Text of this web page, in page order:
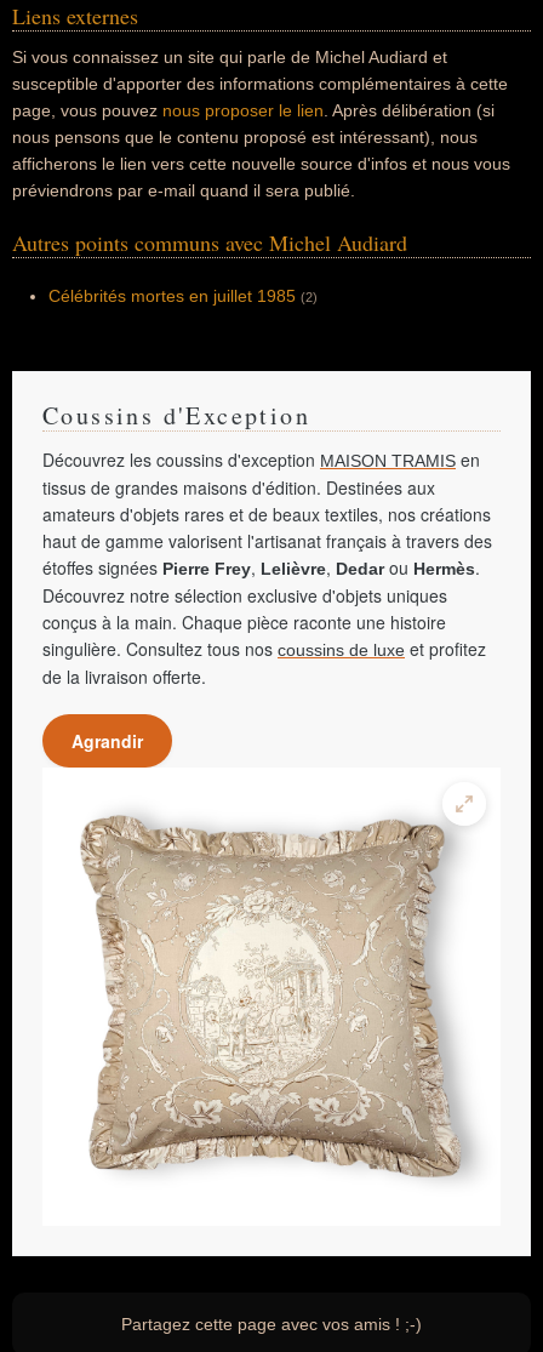
Liens externes
Si vous connaissez un site qui parle de Michel Audiard et
susceptible d'apporter des informations complémentaires à cette
page, vous pouvez nous proposer le lien . Après délibération (si
nous pensons que le contenu proposé est intéressant), nous
afficherons le lien vers cette nouvelle source d'infos et nous vous
préviendrons par e-mail quand il sera publié.
Autres points communs avec Michel Audiard
Célébrités mortes en juillet 1985 (2)
Coussins d'Exception
Découvrez les coussins d'exception MAISON TRAMIS en
tissus de grandes maisons d'édition. Destinées aux
amateurs d'objets rares et de beaux textiles, nos créations
haut de gamme valorisent l'artisanat français à travers des
étoffes signées Pierre Frey, Lelièvre, Dedarou Hermès.
Découvrez notre sélection exclusive d'objets uniques
conçus à la main. Chaque pièce raconte une histoire
singulière. Consultez tous nos coussins de luxe et profitez
de la livraison offerte.
Agrandir
Partagez cette page avec vos amis ! ;-)